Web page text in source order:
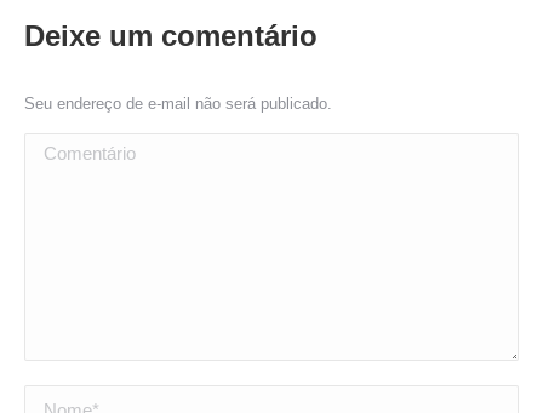
Deixe um comentário
Seu endereço de e-mail não será publicado.
Comentário
Nome *